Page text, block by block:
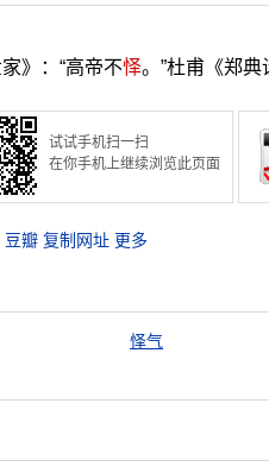
》：“高帝不怿。”杜甫《郑
试试手机扫一扫
在你手机上继续浏览此页面
豆瓣 复制网址 更多
怿气